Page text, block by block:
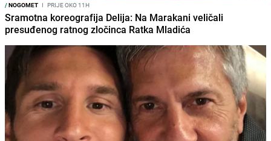
/NOGOMET I PRIJE OKO 11H
Sramotna koreografija Delija: Na Marakani veličali
presuđenog ratnog zločinca Ratka Mladića